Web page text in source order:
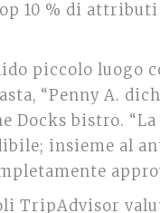
10 % di
piccolo luogo
“Penny A.
Docks bistro.
insieme al
TripAdvisor